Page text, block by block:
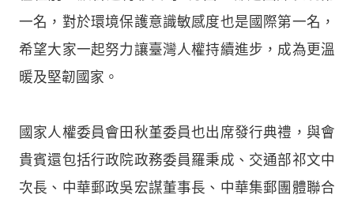
一名，對於環境保護意識敏感度也是國際第一名，
希望大家一起努力讓臺灣人權持續進步，成為更溫
暖及堅韌國家。
國家人權委員會田秋堇委員也出席發行典禮，與會
貴賓還包括行政院政務委員羅秉成、交通部祁文中
次長、中華郵政吳宏謀董事長、中華集郵團體聯合